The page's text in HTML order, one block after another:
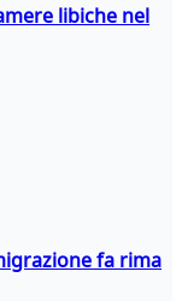
libiche nel
fa rima